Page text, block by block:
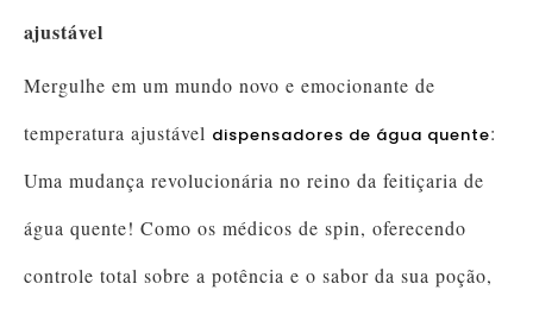
ajustável
Mergulhe em um mundo novo e emocionante de
temperatura ajustável dispensadores de água quente:
Uma mudança revolucionária no reino da feitiçaria de
água quente! Como os médicos de spin, oferecendo
controle total sobre a potência e o sabor da sua poção,